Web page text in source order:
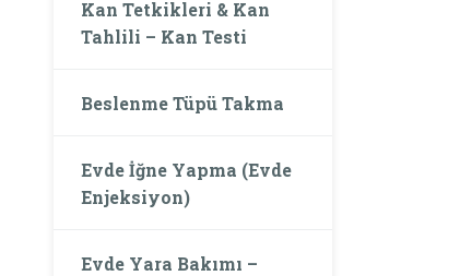
Kan Tetkikleri & Kan
Tahlili – Kan Testi
Beslenme Tüpü Takma
Evde İğne Yapma (Evde
Enjeksiyon)
Evde Yara Bakımı –